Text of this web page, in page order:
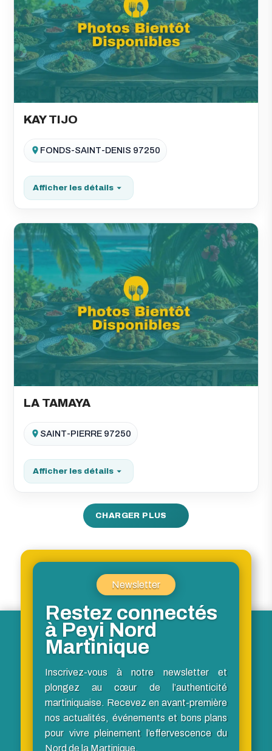
KAY TIJO
FONDS-SAINT-DENIS 97250
Afficher les détails
LA TAMAYA
SAINT-PIERRE 97250
Afficher les détails
CHARGER PLUS
Newsletter
Restez connectés
à Peyi Nord
Martinique
Inscrivez-vous à notre newsletter et
plongez au cœur de l’authenticité
martiniquaise. Recevez en avant-première
nos actualités, événements et bons plans
pour vivre pleinement l’effervescence du
Nord de la Martinique.